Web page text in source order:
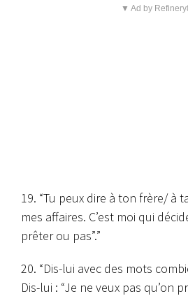
▼ Ad by
19. “Tu peux dire à ton frère/ à
mes affaires. C’est moi qui
prêter ou pas”.”
20. “Dis-lui avec des mots
Dis-lui : “Je ne veux pas qu’on